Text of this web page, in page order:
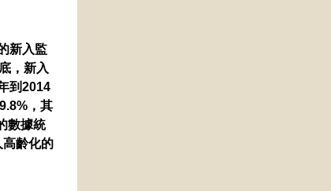
新入監
，新入
到2014
，其
數據統
高齡化的